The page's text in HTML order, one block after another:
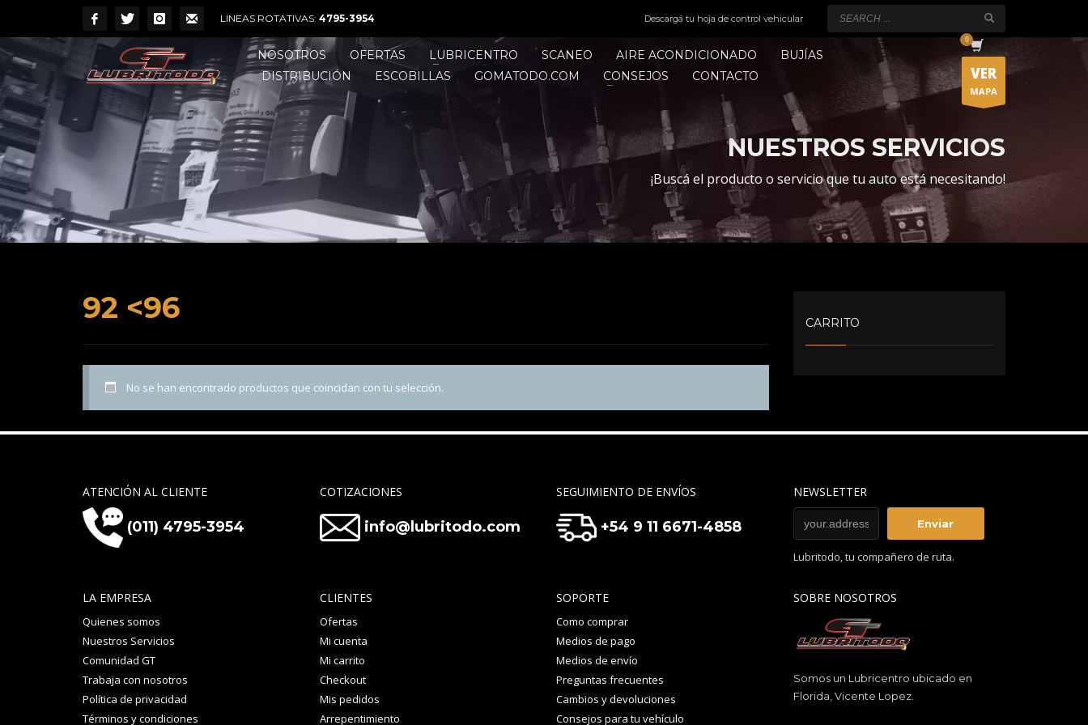
LINEAS ROTATIVAS: 4795-3954 Descargá tu hoja de control vehicular
NOSOTROS OFERTAS LUBRICENTRO SCANEO AIRE ACONDICIONADO
BUJÍAS
DISTRIBUCIÓN
ESCOBILLAS GOMATODO.COM CONSEJOS CONTACTO VER
MAPA
NUESTROS SERVICIOS
¡Buscá el producto o servicio que tu auto está necesitando!
92 <96
No se han encontrado productos que coincidan con tu selección.
CARRITO
ATENCIÓN AL CLIENTE
(011) 4795-3954
COTIZACIONES
info@lubritodo.com
SEGUIMIENTO DE ENVÍOS
+54 9 11 6671-4858
NEWSLETTER
Lubritodo, tu compañero de ruta.
LA EMPRESA
Quienes somos
Nuestros Servicios
Comunidad GT
Trabaja con nosotros
Política de privacidad
Términos y condiciones
CLIENTES
Ofertas
Mi cuenta
Mi carrito
Checkout
Mis pedidos
Arrepentimiento
SOPORTE
Como comprar
Medios de pago
Medios de envío
Preguntas frecuentes
Cambios y devoluciones
Consejos para tu vehículo
SOBRE NOSOTROS
Somos un Lubricentro ubicado en
Florida, Vicente Lopez.